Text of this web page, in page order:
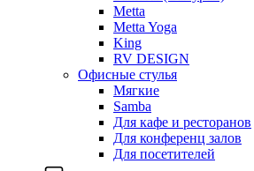
Metta
Metta Yoga
King
RV DESIGN
Офисные стулья
Мягкие
Samba
Для кафе и ресторанов
Для конференц залов
Для посетителей